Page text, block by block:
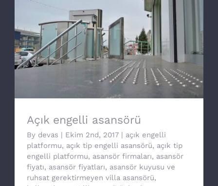
Açık engelli asansörü
Açık engelli asansörü
By devas | Ekim 2nd, 2017 | açık engelli
platformu, açık tip engelli asansörü, açık tip
engelli platformu, asansör firmaları, asansör
fiyatı, asansör fiyatları, asansör kuyusu ve
ruhsat gerektirmeyen villa asansörü,